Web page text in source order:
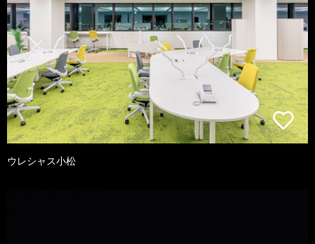
ウレシャス小松